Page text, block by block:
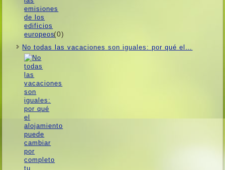
(0)
No todas las vacaciones son iguales: por qué el…